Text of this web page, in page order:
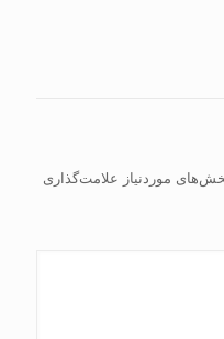
موردنیاز علامت‌گذاری